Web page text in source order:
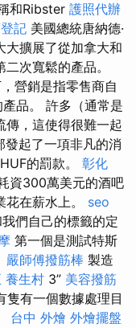
和Ribster 護照代辦
記 美國總統唐納德·
大擴展了從加拿大和
次寬鬆的產品。
營銷是指零售商自
品。 許多（通常是
傳，這使得很難一起
發起了一項非凡的消
的罰款。 彰化
資300萬美元的酒吧
在薪水上。 seo
們自己的標籤的定
第一個是測試特斯
嚴師傅撥筋棒 製造
養生村 3” 美容撥筋
隻有一個數據處理目
台中 外燴 外燴擺盤